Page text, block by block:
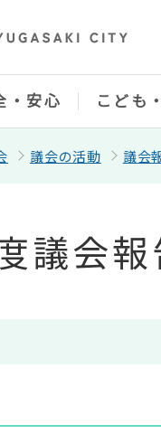
・安心 こども
議会の活動 議会
議会